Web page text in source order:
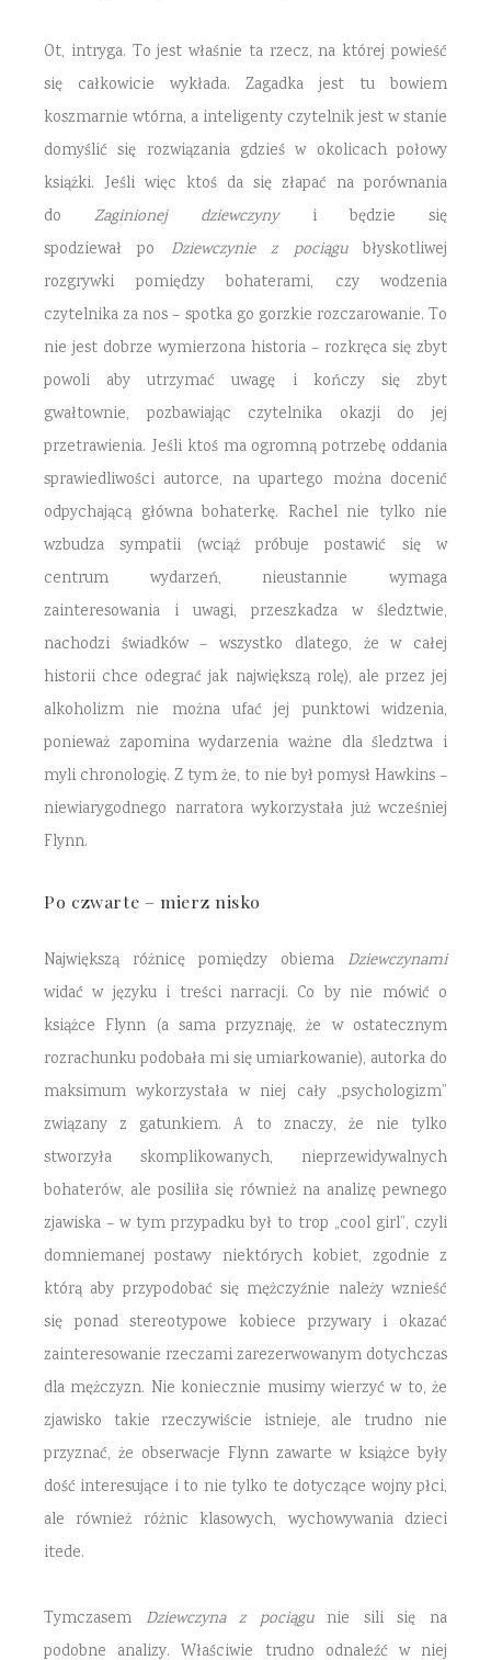
Ot, intryga. To jest właśnie ta rzecz, na której powieść
się całkowicie wykłada. Zagadka jest tu bowiem
koszmarnie wtórna, a inteligenty czytelnik jest w stanie
domyślić się rozwiązania gdzieś w okolicach połowy
książki. Jeśli więc ktoś da się złapać na porównania
doZaginionej dziewczynyi będzie się
spodziewał po Dziewczynie z pociągubłyskotliwej
rozgrywki pomiędzy bohaterami, czy wodzenia
czytelnika za nos – spotka go gorzkie rozczarowanie. To
nie jest dobrze wymierzona historia – rozkręca się zbyt
powoli aby utrzymać uwagę i kończy się zbyt
gwałtownie, pozbawiając czytelnika okazji do jej
przetrawienia. Jeśli ktoś ma ogromną potrzebę oddania
sprawiedliwości autorce, na upartego można docenić
odpychającą główna bohaterkę. Rachel nie tylko nie
wzbudza sympatii (wciąż próbuje postawić się w
centrum wydarzeń, nieustannie wymaga
zainteresowania i uwagi, przeszkadza w śledztwie,
nachodzi świadków – wszystko dlatego, że w całej
historii chce odegrać jak największą rolę), ale przez jej
alkoholizm nie można ufać jej punktowi widzenia,
ponieważ zapomina wydarzenia ważne dla śledztwa i
myli chronologię. Z tym że, to nie był pomysł Hawkins –
niewiarygodnego narratora wykorzystała już wcześniej
Flynn.
Po czwarte – mierz nisko
Największą różnicę pomiędzy obiema Dziewczynami
widać w języku i treści narracji. Co by nie mówić o
książce Flynn (a sama przyznaję, że w ostatecznym
rozrachunku podobała mi się umiarkowanie), autorka do
maksimum wykorzystała w niej cały „psychologizm”
związany z gatunkiem. A to znaczy, że nie tylko
stworzyła skomplikowanych, nieprzewidywalnych
bohaterów, ale posiliła się również na analizę pewnego
zjawiska – w tym przypadku był to trop „cool girl”, czyli
domniemanej postawy niektórych kobiet, zgodnie z
którą aby przypodobać się mężczyźnie należy wznieść
się ponad stereotypowe kobiece przywary i okazać
zainteresowanie rzeczami zarezerwowanym dotychczas
dla mężczyzn. Nie koniecznie musimy wierzyć w to, że
zjawisko takie rzeczywiście istnieje, ale trudno nie
przyznać, że obserwacje Flynn zawarte w książce były
dość interesujące i to nie tylko te dotyczące wojny płci,
ale również różnic klasowych, wychowywania dzieci
itede.
Tymczasem Dziewczyna z pociągunie sili się na
podobne analizy. Właściwie trudno odnaleźć w niej